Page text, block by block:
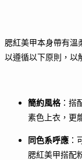
腮紅美甲本身帶有溫
以遵循以下原則，以
簡約風格：搭
素色上衣，更
同色系呼應 ：
腮紅美甲搭配